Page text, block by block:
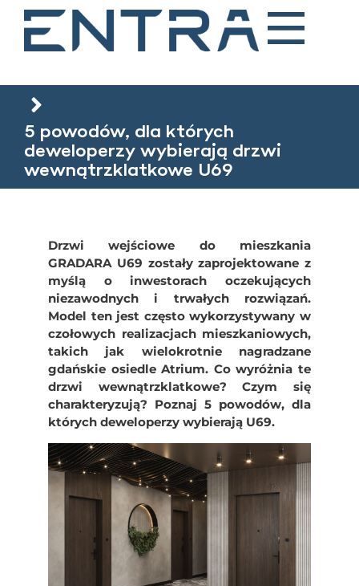
5 powodów, dla których
deweloperzy wybierają drzwi
wewnątrzklatkowe U69
Drzwi wejściowe do mieszkania
GRADARA U69 zostały zaprojektowane z
myślą o inwestorach oczekujących
niezawodnych i trwałych rozwiązań.
Model ten jest często wykorzystywany w
czołowych realizacjach mieszkaniowych,
takich jak wielokrotnie nagradzane
gdańskie osiedle Atrium. Co wyróżnia te
drzwi wewnątrzklatkowe? Czym się
charakteryzują? Poznaj 5 powodów, dla
których deweloperzy wybierają U69.